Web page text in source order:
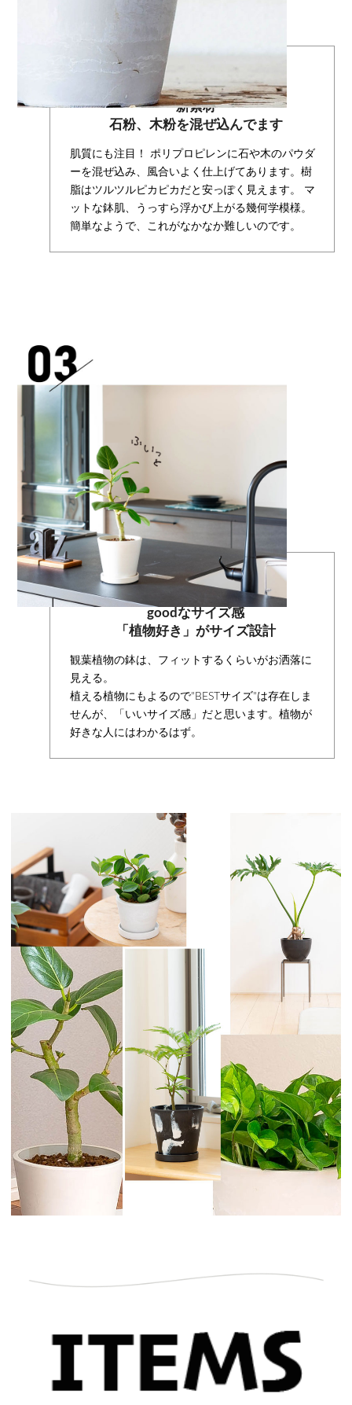
新素材
石粉、木粉を混ぜ込んでます
肌質にも注目！ ポリプロピレンに石や木のパウダ
ーを混ぜ込み、風合いよく仕上げてあります。樹
脂はツルツルピカピカだと安っぽく見えます。 マ
ットな鉢肌、うっすら浮かび上がる幾何学模様。
簡単なようで、これがなかなか難しいのです。
goodなサイズ感
「植物好き」がサイズ設計
観葉植物の鉢は、フィットするくらいがお洒落に
見える。
植える植物にもよるので"BESTサイズ"は存在しま
せんが、「いいサイズ感」だと思います。植物が
好きな人にはわかるはず。